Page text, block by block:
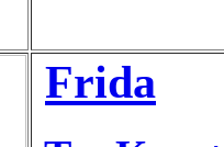
Frida